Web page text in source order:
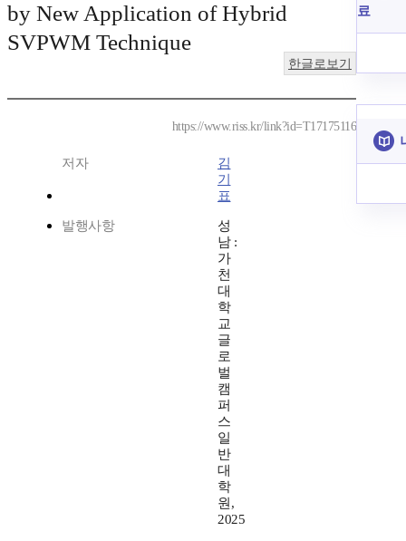
by New Application of Hybrid
SVPWM Technique
한글로보기
https://www.riss.kr/link?id=T17175116
저자
김
기
표
발행사항
성
남 :
가
천
대
학
교
글
로
벌
캠
퍼
스
일
반
대
학
원,
2025
료